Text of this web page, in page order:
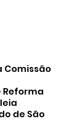
Comissão
Reforma
de São